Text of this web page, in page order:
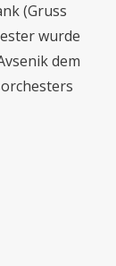
(Gruss
wurde
dem